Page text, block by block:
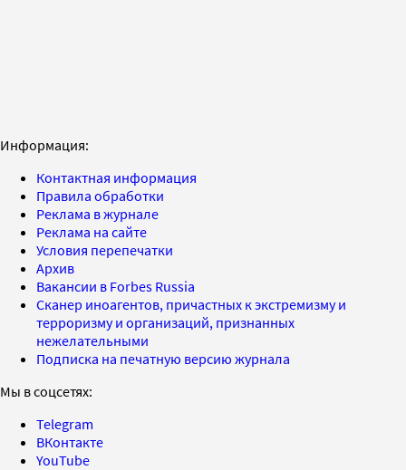
Информация:
Контактная информация
Правила обработки
Реклама в журнале
Реклама на сайте
Условия перепечатки
Архив
Вакансии в Forbes Russia
Сканер иноагентов, причастных к экстремизму и
терроризму и организаций, признанных
нежелательными
Подписка на печатную версию журнала
Мы в соцсетях:
Telegram
ВКонтакте
YouTube